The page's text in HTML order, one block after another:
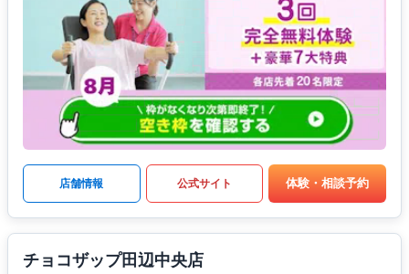
店舗情報 公式サイト 体験・相談予約
チョコザップ田辺中央店